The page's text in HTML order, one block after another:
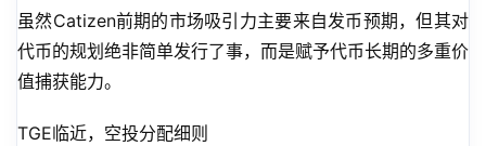
虽然Catizen前期的市场吸引力主要来自发币预期，但其对
代币的规划绝非简单发行了事，而是赋予代币长期的多重价
值捕获能力。
TGE临近，空投分配细则